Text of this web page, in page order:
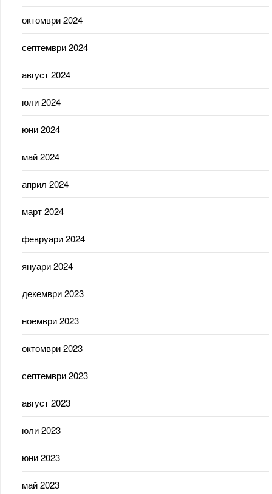
октомври 2024
септември 2024
август 2024
юли 2024
юни 2024
май 2024
април 2024
март 2024
февруари 2024
януари 2024
декември 2023
ноември 2023
октомври 2023
септември 2023
август 2023
юли 2023
юни 2023
май 2023